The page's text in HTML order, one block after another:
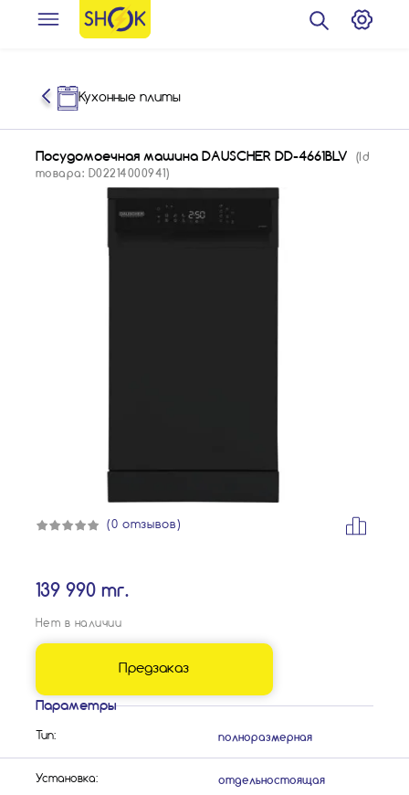
Кухонные плиты
Посудомоечная машина DAUSCHER DD-4661BLV (Id
товара: D02214000941)
(0 отзывов)
Параметры
Тип: полноразмерная
Установка: отдельностоящая
139 990 тг.
Нет в наличии
Предзаказ